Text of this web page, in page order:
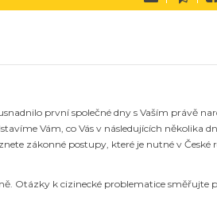
první společné dny s Vaším právě
Vám, co Vás v následujících několika
zákonné postupy, které je nutné v České
Otázky k cizinecké problematice